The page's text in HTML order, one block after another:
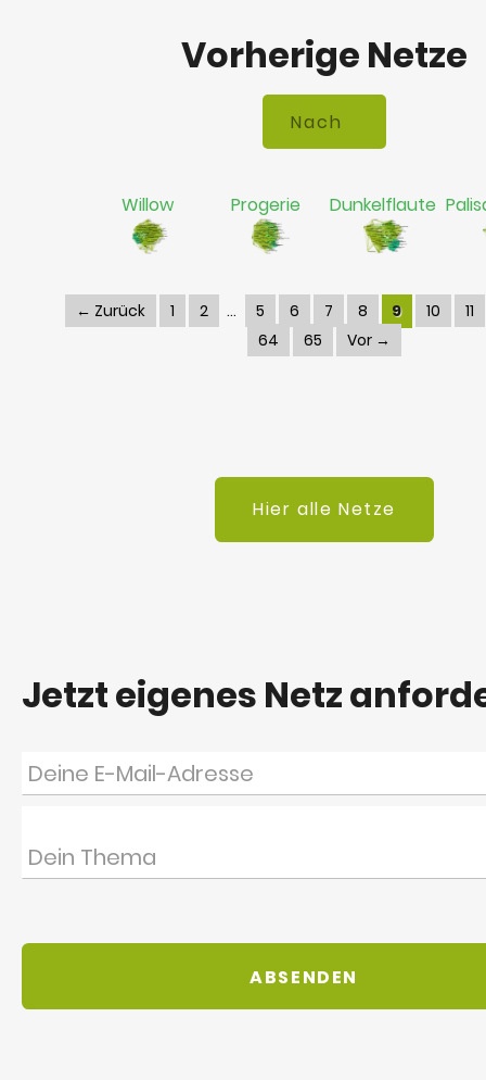
Vorherige Netze
Willow Progerie Dunkelflaute
← Zurück 1 2 5 6 7 8 9 10
11
64
65 Vor →
Hier alle Netze
Jetzt eigenes Netz